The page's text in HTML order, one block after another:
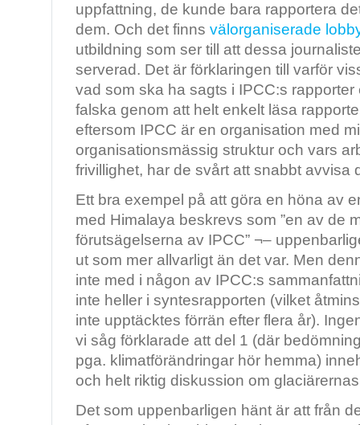
uppfattning, de kunde bara rapportera
dem. Och det finns välorganiserade
utbildning som ser till att dessa
serverad. Det är förklaringen till varför
vad som ska ha sagts i IPCC:s
falska genom att helt enkelt läsa
eftersom IPCC är en organisation med
organisationsmässig struktur och vars
frivillighet, har de svårt att snabbt avvisa
Ett bra exempel på att göra en höna av
med Himalaya beskrevs som ”en av de
förutsägelserna av IPCC” ¬–
ut som mer allvarligt än det var. Men
inte med i någon av IPCC:s
inte heller i syntesrapporten (vilket
inte upptäcktes förrän efter flera år).
vi såg förklarade att del 1 (där
pga. klimatförändringar hör hemma)
och helt riktig diskussion om
Det som uppenbarligen hänt är att från